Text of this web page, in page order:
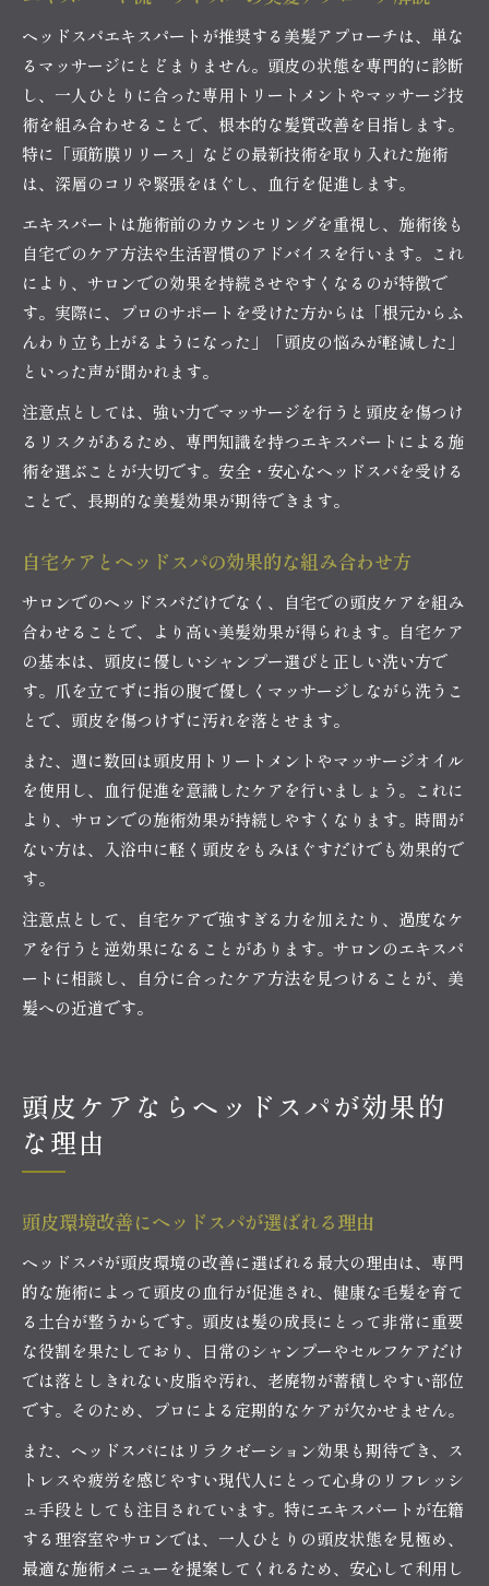
ヘッドスパエキスパートが推奨する美髪アプローチは、単な
るマッサージにとどまりません。頭皮の状態を専門的に診断
し、一人ひとりに合った専用トリートメントやマッサージ技
術を組み合わせることで、根本的な髪質改善を目指します。
特に「頭筋膜リリース」などの最新技術を取り入れた施術
は、深層のコリや緊張をほぐし、血行を促進します。
エキスパートは施術前のカウンセリングを重視し、施術後も
自宅でのケア方法や生活習慣のアドバイスを行います。これ
により、サロンでの効果を持続させやすくなるのが特徴で
す。実際に、プロのサポートを受けた方からは「根元からふ
んわり立ち上がるようになった」「頭皮の悩みが軽減した」
といった声が聞かれます。
注意点としては、強い力でマッサージを行うと頭皮を傷つけ
るリスクがあるため、専門知識を持つエキスパートによる施
術を選ぶことが大切です。安全・安心なヘッドスパを受ける
ことで、長期的な美髪効果が期待できます。
自宅ケアとヘッドスパの効果的な組み合わせ方
サロンでのヘッドスパだけでなく、自宅での頭皮ケアを組み
合わせることで、より高い美髪効果が得られます。自宅ケア
の基本は、頭皮に優しいシャンプー選びと正しい洗い方で
す。爪を立てずに指の腹で優しくマッサージしながら洗うこ
とで、頭皮を傷つけずに汚れを落とせます。
また、週に数回は頭皮用トリートメントやマッサージオイル
を使用し、血行促進を意識したケアを行いましょう。これに
より、サロンでの施術効果が持続しやすくなります。時間が
ない方は、入浴中に軽く頭皮をもみほぐすだけでも効果的で
す。
注意点として、自宅ケアで強すぎる力を加えたり、過度なケ
アを行うと逆効果になることがあります。サロンのエキスパ
ートに相談し、自分に合ったケア方法を見つけることが、美
髪への近道です。
頭皮ケアならヘッドスパが効果的
な理由
頭皮環境改善にヘッドスパが選ばれる理由
ヘッドスパが頭皮環境の改善に選ばれる最大の理由は、専門
的な施術によって頭皮の血行が促進され、健康な毛髪を育て
る土台が整うからです。頭皮は髪の成長にとって非常に重要
な役割を果たしており、日常のシャンプーやセルフケアだけ
では落としきれない皮脂や汚れ、老廃物が蓄積しやすい部位
です。そのため、プロによる定期的なケアが欠かせません。
また、ヘッドスパにはリラクゼーション効果も期待でき、ス
トレスや疲労を感じやすい現代人にとって心身のリフレッシ
ュ手段としても注目されています。特にエキスパートが在籍
する理容室やサロンでは、一人ひとりの頭皮状態を見極め、
最適な施術メニューを提案してくれるため、安心して利用し